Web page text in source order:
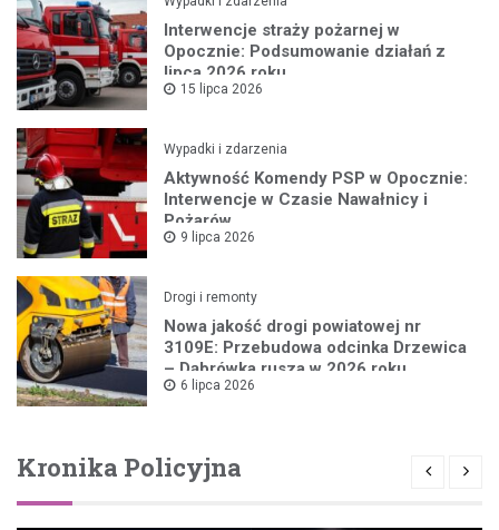
Interwencje straży pożarnej w
Opocznie: Podsumowanie działań z
lipca 2026 roku
15 lipca 2026
Wypadki i zdarzenia
Aktywność Komendy PSP w Opocznie:
Interwencje w Czasie Nawałnicy i
Pożarów
9 lipca 2026
Drogi i remonty
Nowa jakość drogi powiatowej nr
3109E: Przebudowa odcinka Drzewica
– Dąbrówka rusza w 2026 roku
6 lipca 2026
Kronika Policyjna